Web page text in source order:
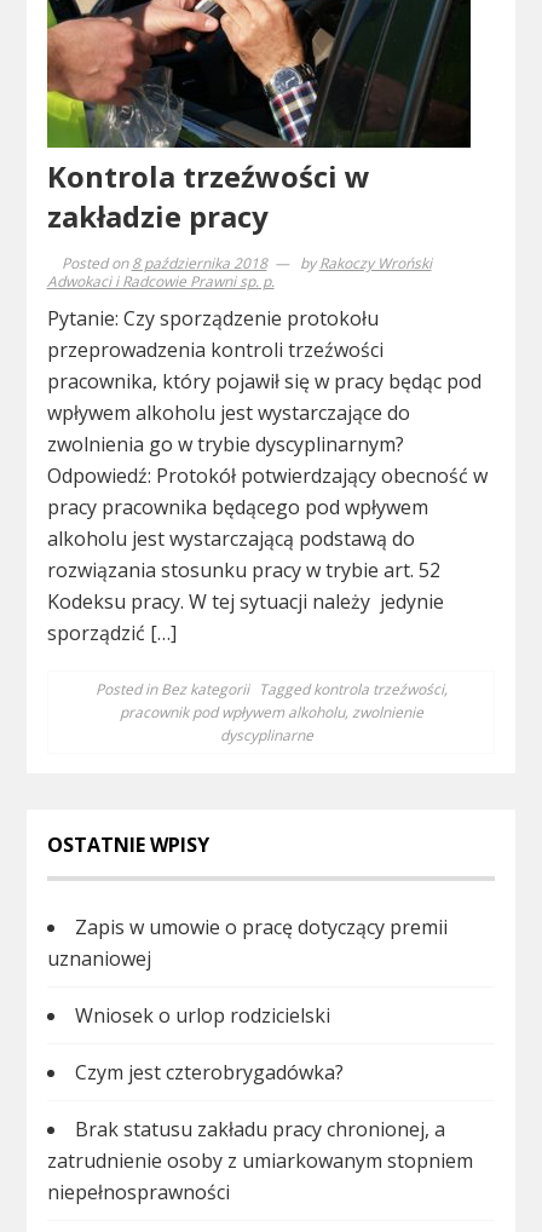
Kontrola trzeźwości w
zakładzie pracy
Posted on8 października 2018 byRakoczy Wroński
Adwokaci i Radcowie Prawni sp. p.
Pytanie: Czy sporządzenie protokołu
przeprowadzenia kontroli trzeźwości
pracownika, który pojawił się w pracy będąc pod
wpływem alkoholu jest wystarczające do
zwolnienia go w trybie dyscyplinarnym?
Odpowiedź: Protokół potwierdzający obecność w
pracy pracownika będącego pod wpływem
alkoholu jest wystarczającą podstawą do
rozwiązania stosunku pracy w trybie art. 52
Kodeksu pracy. W tej sytuacji należy jedynie
sporządzić […]
Posted inBez kategorii Taggedkontrola trzeźwości,
pracownik pod wpływem alkoholu, zwolnienie
dyscyplinarne
OSTATNIE WPISY
Zapis w umowie o pracę dotyczący premii
uznaniowej
Wniosek o urlop rodzicielski
Czym jest czterobrygadówka?
Brak statusu zakładu pracy chronionej, a
zatrudnienie osoby z umiarkowanym stopniem
niepełnosprawności